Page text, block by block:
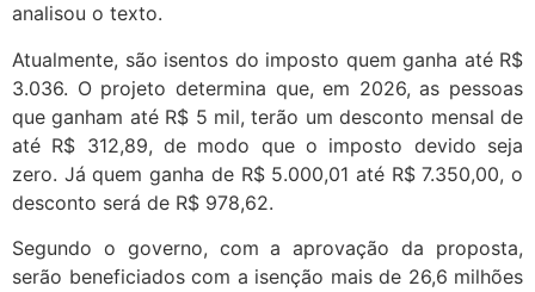
analisou o texto.
Atualmente, são isentos do imposto quem ganha até R$
3.036. O projeto determina que, em 2026, as pessoas
que ganham até R$ 5 mil, terão um desconto mensal de
até R$ 312,89, de modo que o imposto devido seja
zero. Já quem ganha de R$ 5.000,01 até R$ 7.350,00, o
desconto será de R$ 978,62.
Segundo o governo, com a aprovação da proposta,
serão beneficiados com a isenção mais de 26,6 milhões